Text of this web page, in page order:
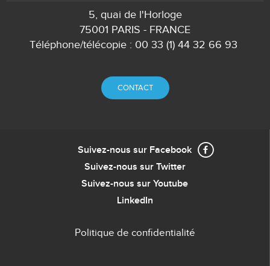
5, quai de l'Horloge
75001 PARIS - FRANCE
Téléphone/télécopie : 00 33 (1) 44 32 66 93
CONTACT
Suivez-nous sur Facebook
Suivez-nous sur Twitter
Suivez-nous sur Youtube
LinkedIn
Politique de confidentialité